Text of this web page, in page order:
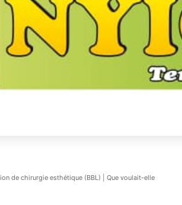
de chirurgie esthétique (BBL) | Que voulait-elle